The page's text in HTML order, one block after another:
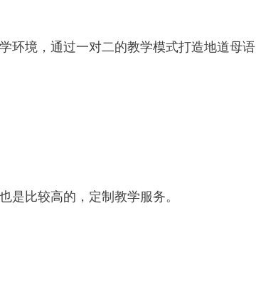
境，通过一对二的教学模式打造地道母语
比较高的，定制教学服务。